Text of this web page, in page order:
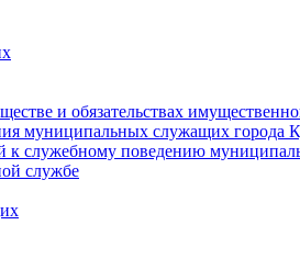
и обязательствах
муниципальных служащих города
к служебному поведению
службе